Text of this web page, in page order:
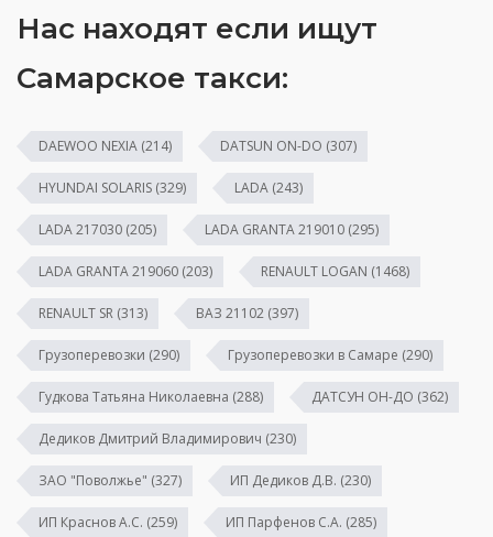
Нас находят если ищут
Самарское такси:
DAEWOO NEXIA (214) DATSUN ON-DO (307)
HYUNDAI SOLARIS (329) LADA (243)
LADA 217030 (205) LADA GRANTA 219010 (295)
LADA GRANTA 219060 (203) RENAULT LOGAN (1468)
RENAULT SR (313) ВАЗ 21102 (397)
Грузоперевозки (290) Грузоперевозки в Самаре (290)
Гудкова Татьяна Николаевна (288) ДАТСУН ОН-ДО (362)
Дедиков Дмитрий Владимирович (230)
ЗАО "Поволжье" (327) ИП Дедиков Д.В. (230)
ИП Краснов А.С. (259) ИП Парфенов С.А. (285)